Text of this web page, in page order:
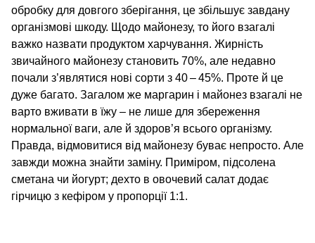
обробку для довгого зберігання, це збільшує завдану
організмові шкоду. Щодо майонезу, то його взагалі
важко назвати продуктом харчування. Жирність
звичайного майонезу становить 70%, але недавно
почали з’являтися нові сорти з 40 – 45%. Проте й це
дуже багато. Загалом же маргарин і майонез взагалі не
варто вживати в їжу – не лише для збереження
нормальної ваги, але й здоров’я всього організму.
Правда, відмовитися від майонезу буває непросто. Але
завжди можна знайти заміну. Приміром, підсолена
сметана чи йогурт; дехто в овочевий салат додає
гірчицю з кефіром у пропорції 1:1.